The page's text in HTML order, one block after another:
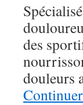
des
douleurs